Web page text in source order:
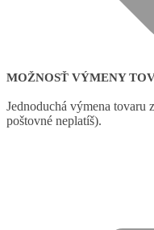
MOŽNOSŤ VÝMENY
Jednoduchá výmena tovaru
poštovné neplatíš).